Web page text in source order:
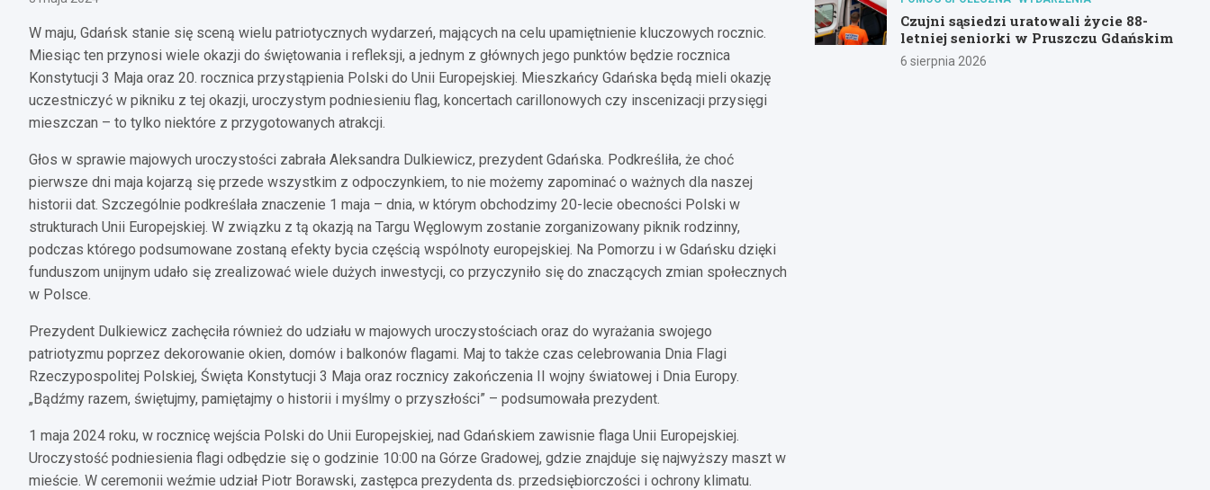
W maju, Gdańsk stanie się sceną wielu patriotycznych wydarzeń, mających na celu upamiętnienie kluczowych rocznic.
Miesiąc ten przynosi wiele okazji do świętowania i refleksji, a jednym z głównych jego punktów będzie rocznica
Konstytucji 3 Maja oraz 20. rocznica przystąpienia Polski do Unii Europejskiej. Mieszkańcy Gdańska będą mieli okazję
uczestniczyć w pikniku z tej okazji, uroczystym podniesieniu flag, koncertach carillonowych czy inscenizacji przysięgi
mieszczan – to tylko niektóre z przygotowanych atrakcji.
Głos w sprawie majowych uroczystości zabrała Aleksandra Dulkiewicz, prezydent Gdańska. Podkreśliła, że choć
pierwsze dni maja kojarzą się przede wszystkim z odpoczynkiem, to nie możemy zapominać o ważnych dla naszej
historii dat. Szczególnie podkreślała znaczenie 1 maja – dnia, w którym obchodzimy 20-lecie obecności Polski w
strukturach Unii Europejskiej. W związku z tą okazją na Targu Węglowym zostanie zorganizowany piknik rodzinny,
podczas którego podsumowane zostaną efekty bycia częścią wspólnoty europejskiej. Na Pomorzu i w Gdańsku dzięki
funduszom unijnym udało się zrealizować wiele dużych inwestycji, co przyczyniło się do znaczących zmian społecznych
w Polsce.
Prezydent Dulkiewicz zachęciła również do udziału w majowych uroczystościach oraz do wyrażania swojego
patriotyzmu poprzez dekorowanie okien, domów i balkonów flagami. Maj to także czas celebrowania Dnia Flagi
Rzeczypospolitej Polskiej, Święta Konstytucji 3 Maja oraz rocznicy zakończenia II wojny światowej i Dnia Europy.
„Bądźmy razem, świętujmy, pamiętajmy o historii i myślmy o przyszłości” – podsumowała prezydent.
1 maja 2024 roku, w rocznicę wejścia Polski do Unii Europejskiej, nad Gdańskiem zawisnie flaga Unii Europejskiej.
Uroczystość podniesienia flagi odbędzie się o godzinie 10:00 na Górze Gradowej, gdzie znajduje się najwyższy maszt w
mieście. W ceremonii weźmie udział Piotr Borawski, zastępca prezydenta ds. przedsiębiorczości i ochrony klimatu.
Czujni sąsiedzi uratowali życie 88-
letniej seniorki w Pruszczu Gdańskim
6 sierpnia 2026